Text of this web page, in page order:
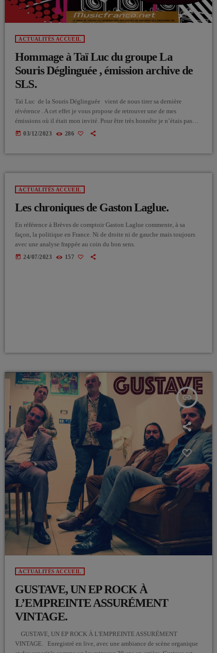
ACTUALITÉS ACCUEIL
Hommage à Taï Luc du groupe La
Souris Déglinguée , émission archive de
SLS.
Taï Luc de la Souris Déglinguée vient de nous tirer sa dernière
révérence . A cet effet je vous propose de retrouver une de mes
émissions où il était mon invité. Pour être très honnête je n’étais pas
spécialiste de la tendance Punk étant de la génération d’avant. Pour
today 03/12/2023 286
ACTUALITÉS ACCUEIL
Les chroniques de Gaston Laglue.
En référence à Brèves de comptoir Gaston Laglue commente, à sa
façon, la politique en France. Ni de droite ni de gauche mais toujours
avec une analyse frappée au coin du bon sens.
today 24/07/2023 157
insert_link
ACTUALITÉS ACCUEIL
GUSTAVE, UN EP ROCK À
L’EMPREINTE ASSURÉMENT
VINTAGE.
GUSTAVE, UN EP ROCK À L'EMPREINTE ASSURÉMENT
VINTAGE. Enregistré en live, avec une ambiance de scène organique